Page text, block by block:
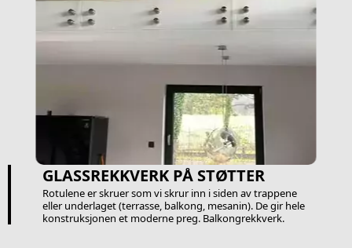
GLASSREKKVERK PÅ STØTTER
Rotulene er skruer som vi skrur inn i siden av trappene
eller underlaget (terrasse, balkong, mesanin). De gir hele
konstruksjonen et moderne preg. Balkongrekkverk.